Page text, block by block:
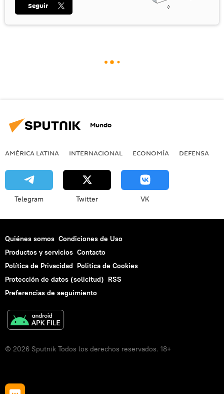
Seguir
Mundo
AMÉRICA LATINA INTERNACIONAL ECONOMÍA DEFENSA
Telegram Twitter VK
Quiénes somos Condiciones de Uso
Productos y servicios Contacto
Política de Privacidad Politica de Cookies
Protección de datos (solicitud) RSS
Preferencias de seguimiento
© 2026 Sputnik Todos los derechos reservados. 18+